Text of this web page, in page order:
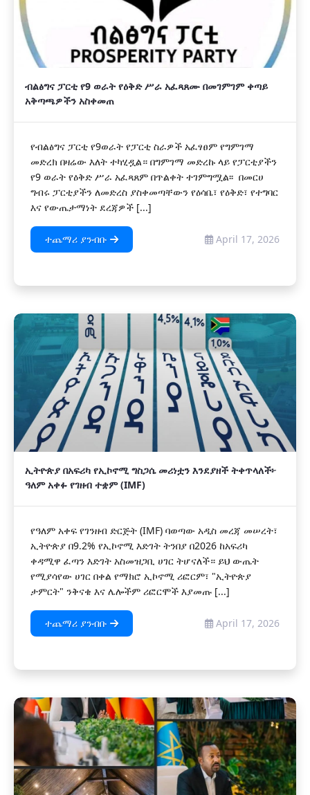
ብልፅግና ፓርቲ የ9 ወራት የዕቅድ ሥራ አፈጻጸሙ በመገምገም ቀጣይ
አቅጣጫዎችን አስቀመጠ
የብልፅግና ፓርቲ የ9ወራት የፓርቲ ስራዎች አፈፃፀም የግምገማ
መድረክ በዛሬው እለት ተካሂዷል። በግምገማ መድረኩ ላይ የፓርቲያችን
የ9 ወራት የዕቅድ ሥራ አፈጻጸም በጥልቀት ተገምግሟል፡፡ በመርሀ
ግብሩ ፓርቲያችን ለመድረስ ያስቀመጣቸውን የዕሳቤ፣ የዕቅድ፣ የተግባር
እና የውጤታማነት ደረጃዎች [...]
ተጨማሪ ያንብቡ April 17, 2026
ኢትዮጵያ በአፍሪካ የኢኮኖሚ ግስጋሴ መሪነቷን እንደያዘች ትቀጥላለች፦
ዓለም አቀፉ የገዘብ ተቋም (IMF)
የዓለም አቀፍ የገንዘብ ድርጅት (IMF) ባወጣው አዲስ መረጃ መሠረት፣
ኢትዮጵያ በ9.2% የኢኮኖሚ እድገት ትንበያ በ2026 ከአፍሪካ
ቀዳሚዋ ፈጣን እድገት አስመዝጋቢ ሀገር ትሆናለች። ይህ ውጤት
የሚያሳየው ሀገር በቀል የማክሮ ኢኮኖሚ ሪፎርም፣ "ኢትዮጵያ
ታምርት" ንቅናቄ እና ሌሎችም ሪፎርሞች እያመጡ [...]
ተጨማሪ ያንብቡ April 17, 2026